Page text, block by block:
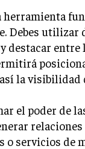
Debes utilizar
entre
la visibilidad
el poder de
servicios de